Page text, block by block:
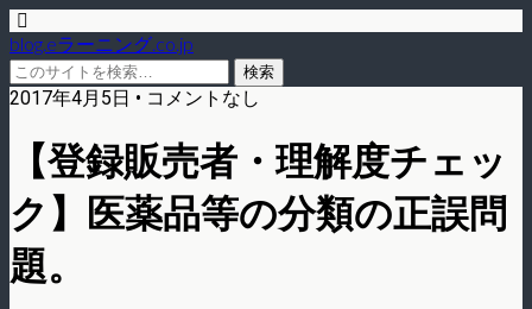
blog.eラーニング.co.jp
2017年4月5日 • コメントなし
【登録販売者・理解度チェッ
ク】医薬品等の分類の正誤問
題。